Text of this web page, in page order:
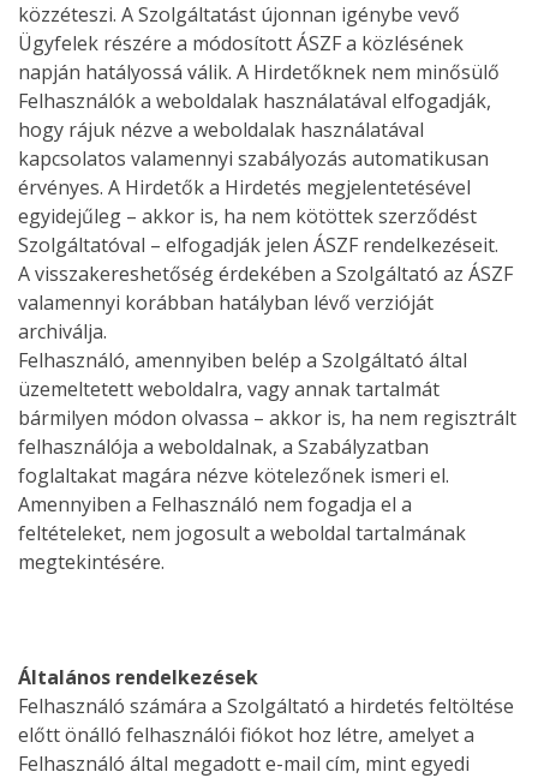
közzéteszi. A Szolgáltatást újonnan igénybe vevő
Ügyfelek részére a módosított ÁSZF a közlésének
napján hatályossá válik. A Hirdetőknek nem minősülő
Felhasználók a weboldalak használatával elfogadják,
hogy rájuk nézve a weboldalak használatával
kapcsolatos valamennyi szabályozás automatikusan
érvényes. A Hirdetők a Hirdetés megjelentetésével
egyidejűleg – akkor is, ha nem kötöttek szerződést
Szolgáltatóval – elfogadják jelen ÁSZF rendelkezéseit.
A visszakereshetőség érdekében a Szolgáltató az ÁSZF
valamennyi korábban hatályban lévő verzióját
archiválja.
Felhasználó, amennyiben belép a Szolgáltató által
üzemeltetett weboldalra, vagy annak tartalmát
bármilyen módon olvassa – akkor is, ha nem regisztrált
felhasználója a weboldalnak, a Szabályzatban
foglaltakat magára nézve kötelezőnek ismeri el.
Amennyiben a Felhasználó nem fogadja el a
feltételeket, nem jogosult a weboldal tartalmának
megtekintésére.
Általános rendelkezések
Felhasználó számára a Szolgáltató a hirdetés feltöltése
előtt önálló felhasználói fiókot hoz létre, amelyet a
Felhasználó által megadott e-mail cím, mint egyedi